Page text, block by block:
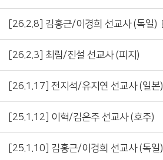
[26.2.8] 김홍근/이경희 선교사 (독일)
[26.2.3] 최림/진설 선교사 (피지)
[26.1.17] 전지석/유지연 선교사 (일본)
[25.1.12] 이혁/김은주 선교사 (호주)
[25.1.10] 김홍근/이경희 선교사 (독일)